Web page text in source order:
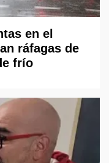
en el
ráfagas de
frío